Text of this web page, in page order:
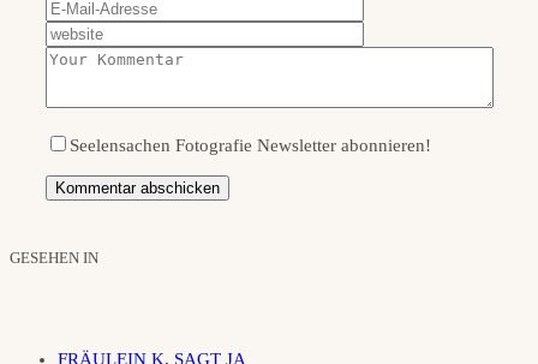
Seelensachen Fotografie Newsletter abonnieren!
GESEHEN IN
FRÄULEIN K. SAGT JA